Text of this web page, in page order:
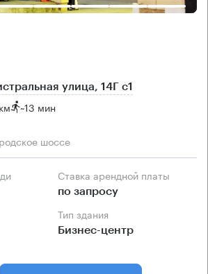
улица, 14Г с1
~13 мин
шоссе
Ставка арендной платы
по запросу
Тип здания
Бизнес-центр